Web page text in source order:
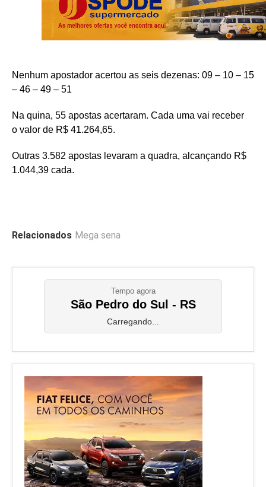
Nenhum apostador acertou as seis dezenas: 09 – 10 – 15
– 46 – 49 – 51
Na quina, 55 apostas acertaram. Cada uma vai receber
o valor de R$ 41.264,65.
Outras 3.582 apostas levaram a quadra, alcançando R$
1.044,39 cada.
Relacionados Mega sena
Tempo agora
São Pedro do Sul - RS
Carregando...